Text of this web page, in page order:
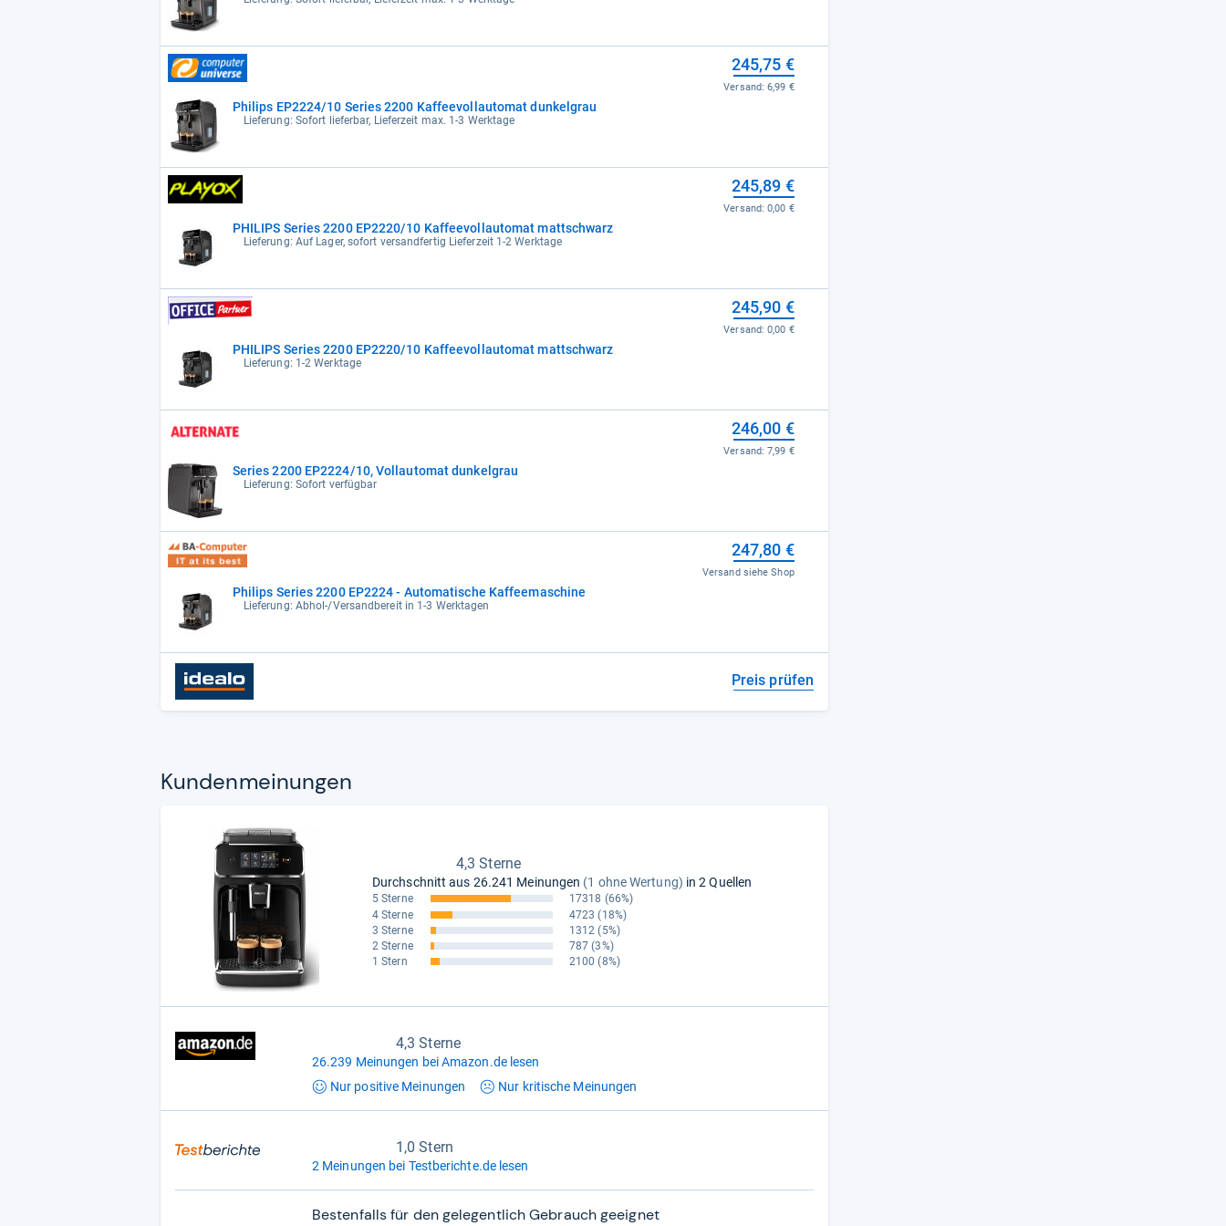
Philips EP2224/10 Series 2200 Kaffeevollautomat dunkelgrau
Lieferung: Sofort lieferbar, Lieferzeit max. 1-3 Werktage
245,75 €
Versand:6,99 €
PHILIPS Series 2200 EP2220/10 Kaffeevollautomat mattschwarz
Lieferung: Auf Lager, sofort versandfertig Lieferzeit 1-2 Werktage
245,89 €
Versand:0,00 €
PHILIPS Series 2200 EP2220/10 Kaffeevollautomat mattschwarz
Lieferung: 1-2 Werktage
245,90 €
Versand:0,00 €
Series 2200 EP2224/10, Vollautomat dunkelgrau
Lieferung: Sofort verfügbar
246,00 €
Versand:7,99 €
Philips Series 2200 EP2224 - Automatische Kaffeemaschine
Lieferung: Abhol-/Versandbereit in 1-3 Werktagen
247,80 €
Versand siehe Shop
Preis prüfen
Kun­den­mei­nun­gen
4,3 Sterne
Durchschnitt aus 26.241 Meinungen (1 ohne Wertung) in 2 Quellen
5 Sterne 17318 (66%)
4 Sterne
4723 (18%)
3 Sterne
1312 (5%)
2 Sterne
787 (3%)
1 Stern
2100 (8%)
4,3 Sterne
26.239 Meinungen bei Amazon.de lesen
Nur positive Meinungen Nur kritische Meinungen
1,0 Stern
2 Meinungen bei Testberichte.de lesen
Bestenfalls für den gelegentlich Gebrauch geeignet